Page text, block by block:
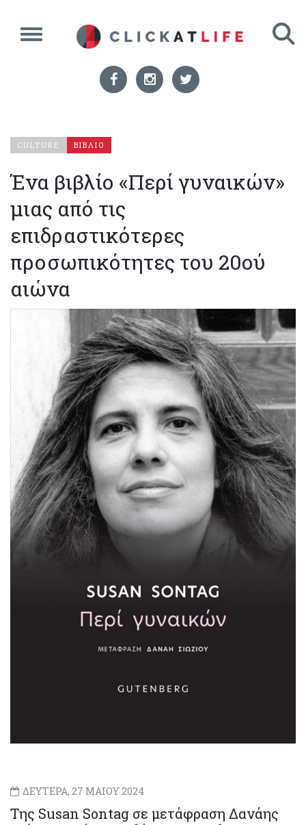
CULTURE ΒΙΒΛΙΟ
Ένα βιβλίο «Περί γυναικών»
μιας από τις
επιδραστικότερες
προσωπικότητες του 20ού
αιώνα
ΔΕΥΤΕΡΑ, 27 ΜΑΙΟΥ 2024
Της Susan Sontag σε μετάφραση Δανάης